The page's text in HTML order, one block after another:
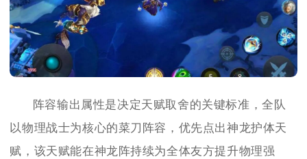
阵容输出属性是决定天赋取舍的关键标准，全队
以物理战士为核心的菜刀阵容，优先点出神龙护体天
赋，该天赋能在神龙阵持续为全体友方提升物理强